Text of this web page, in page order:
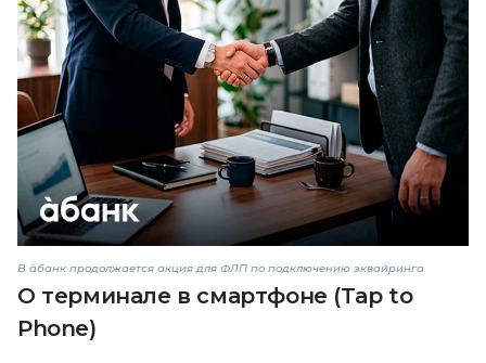
В àбанк продолжается акция для ФЛП по подключению эквайринга
О терминале в смартфоне (Tap to
Phone)